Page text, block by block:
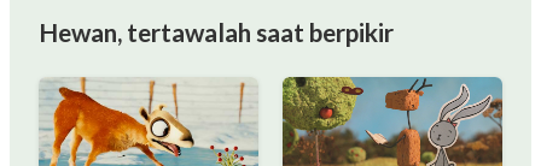
Hewan, tertawalah saat berpikir